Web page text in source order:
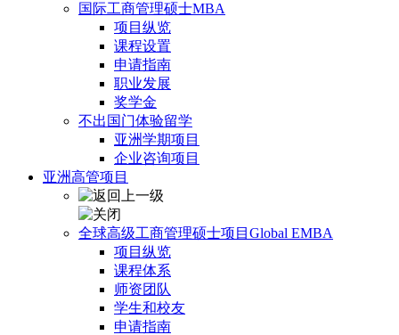
国际工商管理硕士MBA
项目纵览
课程设置
申请指南
职业发展
奖学金
不出国门体验留学
亚洲学期项目
企业咨询项目
亚洲高管项目
全球高级工商管理硕士项目Global EMBA
项目纵览
课程体系
师资团队
学生和校友
申请指南